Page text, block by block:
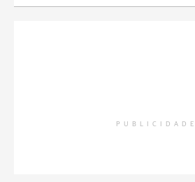
PUBLICIDADE